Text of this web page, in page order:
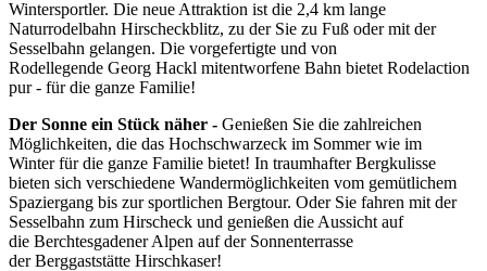
Wintersportler. Die neue Attraktion ist die 2,4 km lange
Naturrodelbahn Hirscheckblitz, zu der Sie zu Fuß oder mit der
Sesselbahn gelangen. Die vorgefertigte und von
Rodellegende Georg Hackl mitentworfene Bahn bietet Rodelaction
pur - für die ganze Familie!
Der Sonne ein Stück näher - Genießen Sie die zahlreichen
Möglichkeiten, die das Hochschwarzeck im Sommer wie im
Winter für die ganze Familie bietet! In traumhafter Bergkulisse
bieten sich verschiedene Wandermöglichkeiten vom gemütlichem
Spaziergang bis zur sportlichen Bergtour. Oder Sie fahren mit der
Sesselbahn zum Hirscheck und genießen die Aussicht auf
die Berchtesgadener Alpen auf der Sonnenterrasse
der Berggaststätte Hirschkaser!